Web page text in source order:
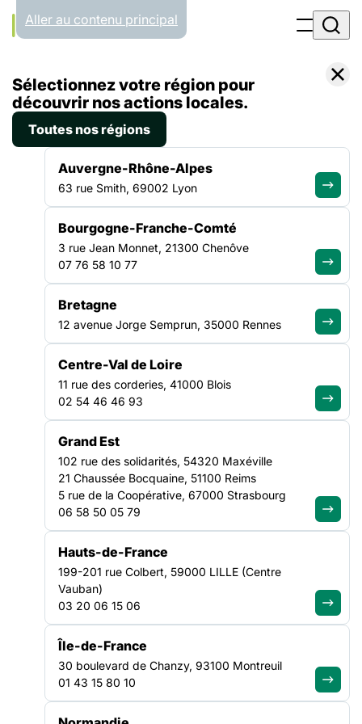
Panneau de gestion des cookies
Aller au contenu principal
Accueil Liste des actualités Vacances pour tou.te.s : une semaine de vacances en famille pour reprendre son souffle
ACTUALITÉ|19 AOÛT 2025
Vacances pour tou.te.s : une
semaine de vacances en
famille pour reprendre son
souffle
Permettre à chacun de bénéficier d’un temps de repos, loin
des difficultés du quotidien, est un enjeu social souvent sous-
estimé. Les vacances ne sont pas un simple moment de
détente : elles contribuent à l’équilibre personnel, renforcent
les liens familiaux et soutiennent les parcours d’insertion.
C’est dans cette perspective que s’inscrit le dispositif
Vacances pour tou.te.s,
CULTURE
NATIONAL
Permettre à chacun de bénéficier d’un temps de repos, loin
des difficultés du quotidien, est un enjeu social souvent sous-
estimé. Les vacances ne sont pas un simple moment de
détente : elles contribuent à l’équilibre personnel, renforcent
Sélectionnez votre région pour
découvrir nos actions locales.
Toutes nos régions
Auvergne-Rhône-Alpes
63 rue Smith, 69002 Lyon
Bourgogne-Franche-Comté
3 rue Jean Monnet, 21300 Chenôve
07 76 58 10 77
Bretagne
12 avenue Jorge Semprun, 35000 Rennes
Centre-Val de Loire
11 rue des corderies, 41000 Blois
02 54 46 46 93
Grand Est
102 rue des solidarités, 54320 Maxéville
21 Chaussée Bocquaine, 51100 Reims
5 rue de la Coopérative, 67000 Strasbourg
06 58 50 05 79
Hauts-de-France
199-201 rue Colbert, 59000 LILLE (Centre
Vauban)
03 20 06 15 06
Île-de-France
30 boulevard de Chanzy, 93100 Montreuil
01 43 15 80 10